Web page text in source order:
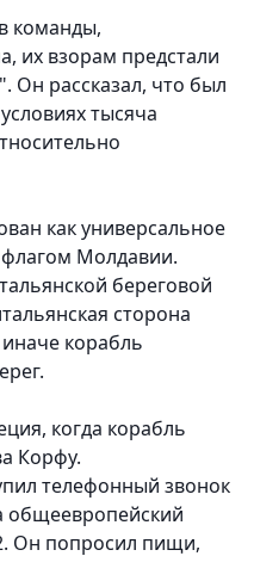
команды,
их взорам предстали
Он рассказал, что был
тысяча
как универсальное
флагом Молдавии.
береговой
сторона
корабль
когда корабль
Корфу.
телефонный звонок
общеевропейский
Он попросил пищи,